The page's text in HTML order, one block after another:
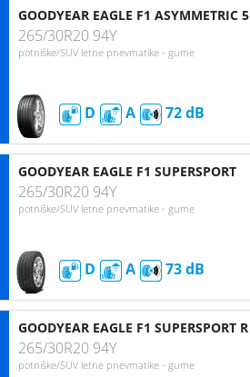
GOODYEAR EAGLE F1 ASYMMETRIC 5
265/30R20 94Y
potniške/SUV letne pnevmatike - gume
D A 72
GOODYEAR EAGLE F1 SUPERSPORT
265/30R20 94Y
potniške/SUV letne pnevmatike - gume
D A 73
GOODYEAR EAGLE F1 SUPERSPORT R
265/30R20 94Y
potniške/SUV letne pnevmatike - gume